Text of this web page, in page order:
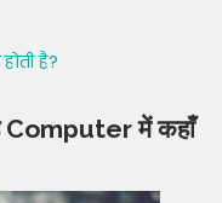
है?
Computer में कहाँ